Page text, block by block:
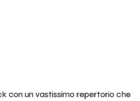
con un vastissimo repertorio che